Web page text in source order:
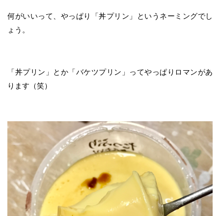
何がいいって、やっぱり「丼プリン」というネーミングでし
ょう。
「丼プリン」とか「バケツプリン」ってやっぱりロマンがあ
ります（笑）